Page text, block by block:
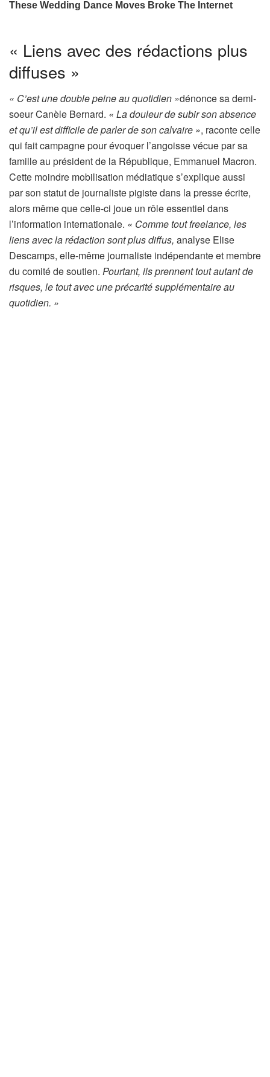
« Liens avec des rédactions plus
diffuses »
« C’est une double peine au quotidien »dénonce sa demi-
soeur Canèle Bernard. « La douleur de subir son absence
et qu’il est difficile de parler de son calvaire », raconte celle
qui fait campagne pour évoquer l’angoisse vécue par sa
famille au président de la République, Emmanuel Macron.
Cette moindre mobilisation médiatique s’explique aussi
par son statut de journaliste pigiste dans la presse écrite,
alors même que celle-ci joue un rôle essentiel dans
l’information internationale. « Comme tout freelance, les
liens avec la rédaction sont plus diffus, analyse Elise
Descamps, elle-même journaliste indépendante et membre
du comité de soutien. Pourtant, ils prennent tout autant de
risques, le tout avec une précarité supplémentaire au
quotidien. »